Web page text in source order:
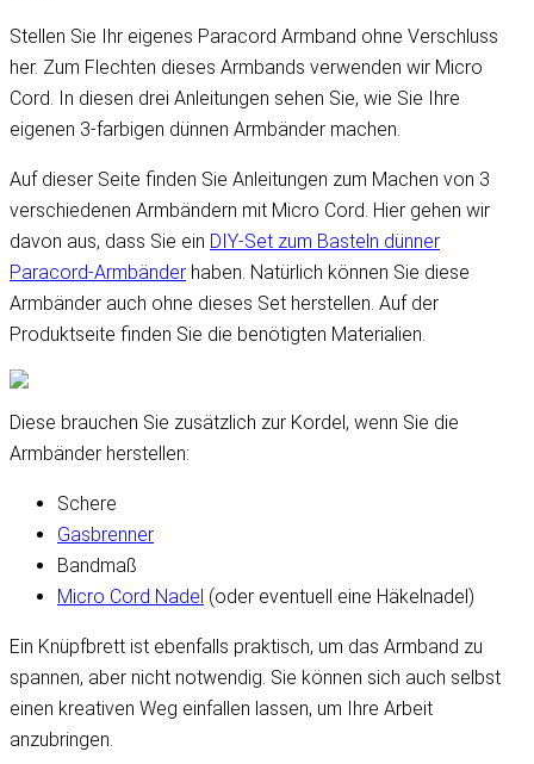
Stellen Sie Ihr eigenes Paracord Armband ohne Verschluss
her. Zum Flechten dieses Armbands verwenden wir Micro
Cord. In diesen drei Anleitungen sehen Sie, wie Sie Ihre
eigenen 3-farbigen dünnen Armbänder machen.
Auf dieser Seite finden Sie Anleitungen zum Machen von 3
verschiedenen Armbändern mit Micro Cord. Hier gehen wir
davon aus, dass Sie ein DIY-Set zum Basteln dünner
Paracord-Armbänder haben. Natürlich können Sie diese
Armbänder auch ohne dieses Set herstellen. Auf der
Produktseite finden Sie die benötigten Materialien.
Diese brauchen Sie zusätzlich zur Kordel, wenn Sie die
Armbänder herstellen:
Schere
Gasbrenner
Bandmaß
Micro Cord Nadel (oder eventuell eine Häkelnadel)
Ein Knüpfbrett ist ebenfalls praktisch, um das Armband zu
spannen, aber nicht notwendig. Sie können sich auch selbst
einen kreativen Weg einfallen lassen, um Ihre Arbeit
anzubringen.